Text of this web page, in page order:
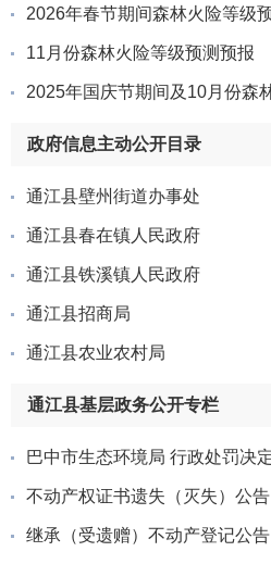
2026年春节期间森林火险等级
11月份森林火险等级预测预报
政府信息主动公开目录
通江县壁州街道办事处
通江县春在镇人民政府
通江县铁溪镇人民政府
通江县招商局
通江县农业农村局
通江县基层政务公开专栏
不动产权证书遗失（灭失）公告
继承（受遗赠）不动产登记公告